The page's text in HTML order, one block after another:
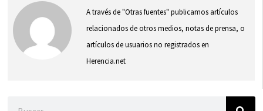
A través de "Otras fuentes" publicamos artículos
relacionados de otros medios, notas de prensa, o
artículos de usuarios no registrados en
Herencia.net